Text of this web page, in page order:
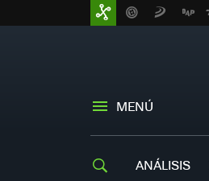
MENÚ
ANÁLISIS